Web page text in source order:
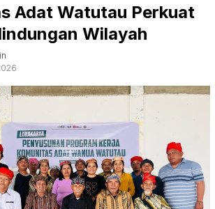
Adat Watutau Perkuat
Wilayah